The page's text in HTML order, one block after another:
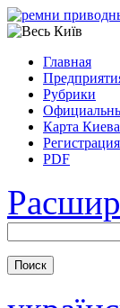
Главная
Рубрики
Карта Киева
Регистрация
PDF